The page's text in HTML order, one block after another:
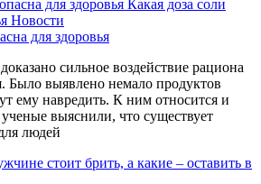
Какая доза соли
Новости
для здоровья
сильное воздействие рациона
Было выявлено немало продуктов
ему навредить. К ним относится и
выяснили, что существует
людей